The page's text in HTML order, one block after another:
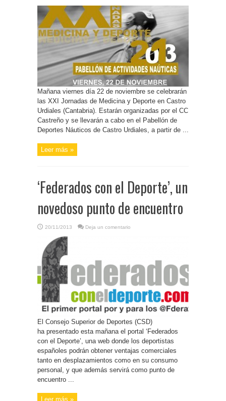
Mañana viernes día 22 de noviembre se celebrarán
las XXI Jornadas de Medicina y Deporte en Castro
Urdiales (Cantabria). Estarán organizadas por el CC
Castreño y se llevarán a cabo en el Pabellón de
Deportes Náuticos de Castro Urdiales, a partir de ...
Leer más »
‘Federados con el Deporte’, un
novedoso punto de encuentro
20/11/2013 Deja un comentario
El Consejo Superior de Deportes (CSD)
ha presentado esta mañana el portal ‘Federados
con el Deporte’, una web donde los deportistas
españoles podrán obtener ventajas comerciales
tanto en desplazamientos como en su consumo
personal, y que además servirá como punto de
encuentro ...
Leer más »